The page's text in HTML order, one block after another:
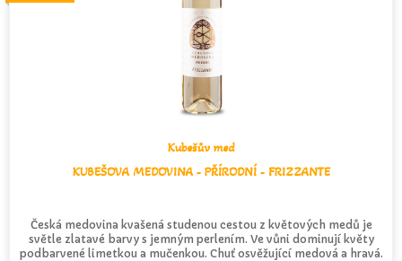
Kubešův med
KUBEŠOVA MEDOVINA - PŘÍRODNÍ - FRIZZANTE
Česká medovina kvašená studenou cestou z květových medů je
světle zlatavé barvy s jemným perlením. Ve vůni dominují květy
podbarvené limetkou a mučenkou. Chuť osvěžující medová a hravá.